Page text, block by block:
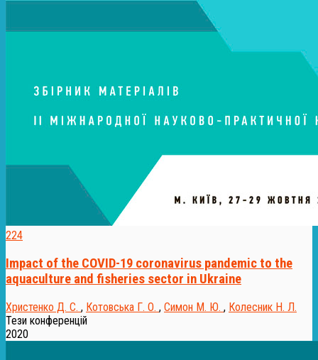
224
Impact of the COVID-19 coronavirus pandemic to the
aquaculture and fisheries sector in Ukraine
Христенко Д. С. , Котовська Г. О. , Симон М. Ю. , Колесник Н. Л.
Тези конференцій
2020